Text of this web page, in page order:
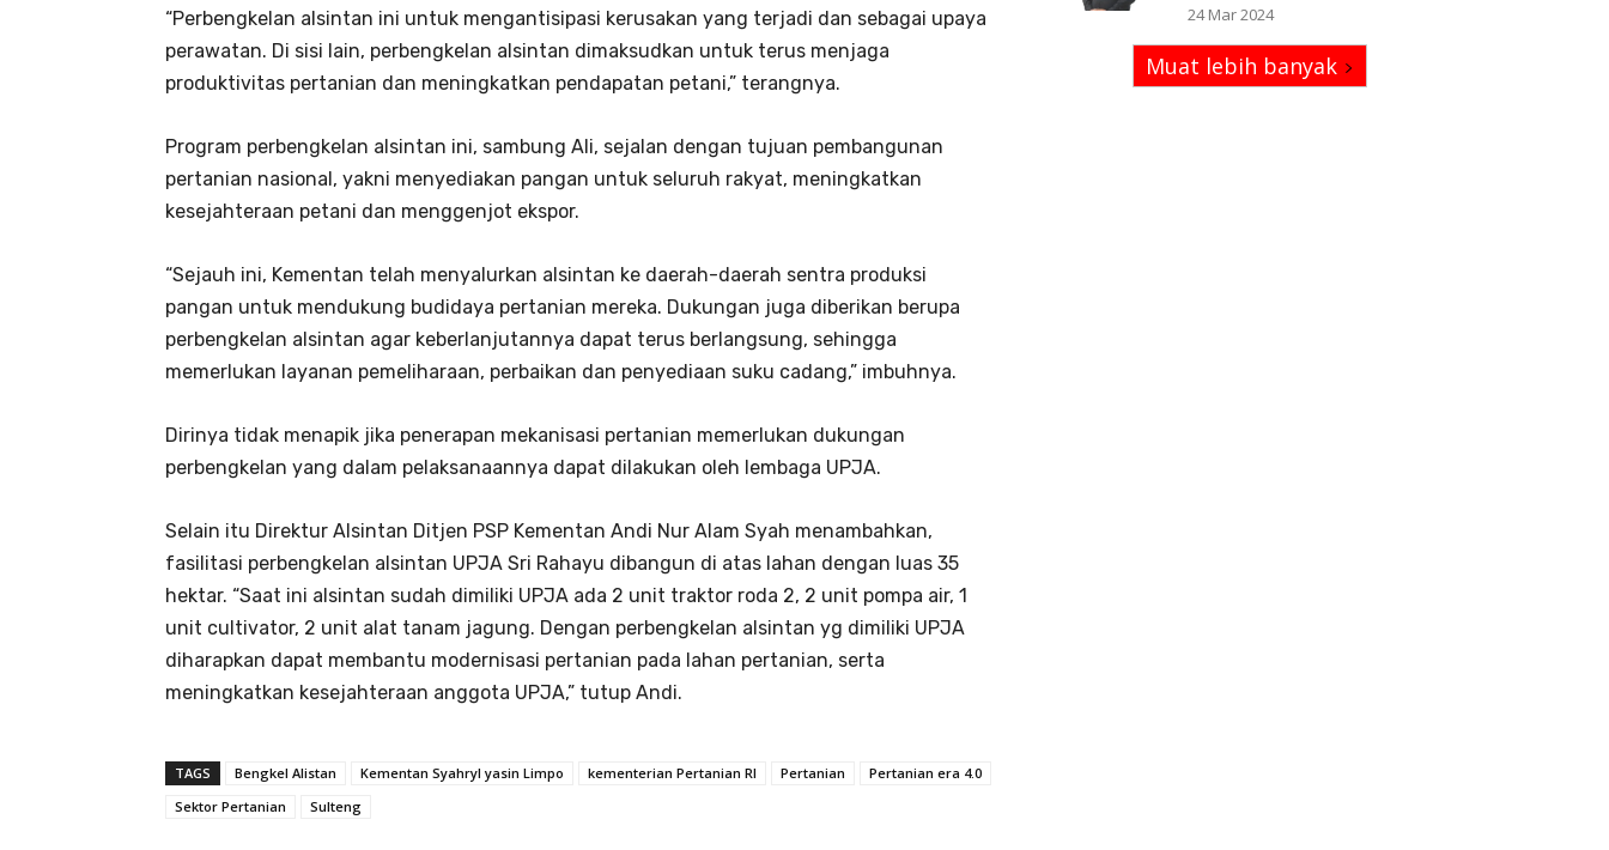
“Perbengkelan alsintan ini untuk mengantisipasi kerusakan yang terjadi dan sebagai upaya
perawatan. Di sisi lain, perbengkelan alsintan dimaksudkan untuk terus menjaga
produktivitas pertanian dan meningkatkan pendapatan petani,” terangnya.
Program perbengkelan alsintan ini, sambung Ali, sejalan dengan tujuan pembangunan
pertanian nasional, yakni menyediakan pangan untuk seluruh rakyat, meningkatkan
kesejahteraan petani dan menggenjot ekspor.
“Sejauh ini, Kementan telah menyalurkan alsintan ke daerah-daerah sentra produksi
pangan untuk mendukung budidaya pertanian mereka. Dukungan juga diberikan berupa
perbengkelan alsintan agar keberlanjutannya dapat terus berlangsung, sehingga
memerlukan layanan pemeliharaan, perbaikan dan penyediaan suku cadang,” imbuhnya.
Dirinya tidak menapik jika penerapan mekanisasi pertanian memerlukan dukungan
perbengkelan yang dalam pelaksanaannya dapat dilakukan oleh lembaga UPJA.
Selain itu Direktur Alsintan Ditjen PSP Kementan Andi Nur Alam Syah menambahkan,
fasilitasi perbengkelan alsintan UPJA Sri Rahayu dibangun di atas lahan dengan luas 35
hektar. “Saat ini alsintan sudah dimiliki UPJA ada 2 unit traktor roda 2, 2 unit pompa air, 1
unit cultivator, 2 unit alat tanam jagung. Dengan perbengkelan alsintan yg dimiliki UPJA
diharapkan dapat membantu modernisasi pertanian pada lahan pertanian, serta
meningkatkan kesejahteraan anggota UPJA,” tutup Andi.
TAGS Bengkel Alistan Kementan Syahryl yasin Limpo kementerian Pertanian RI Pertanian
Pertanian era 4.0
Sektor Pertanian
Sulteng
24 Mar 2024
Muat lebih banyak